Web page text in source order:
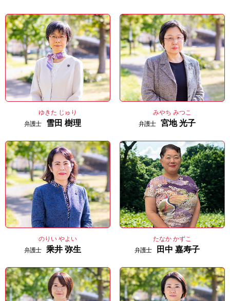
ゆきた じゅり
弁護士
雪田 樹理
みやち みつこ
弁護士
宮地 光子
のりい やよい
弁護士
乘井 弥生
たなか かずこ
弁護士
田中 嘉寿子